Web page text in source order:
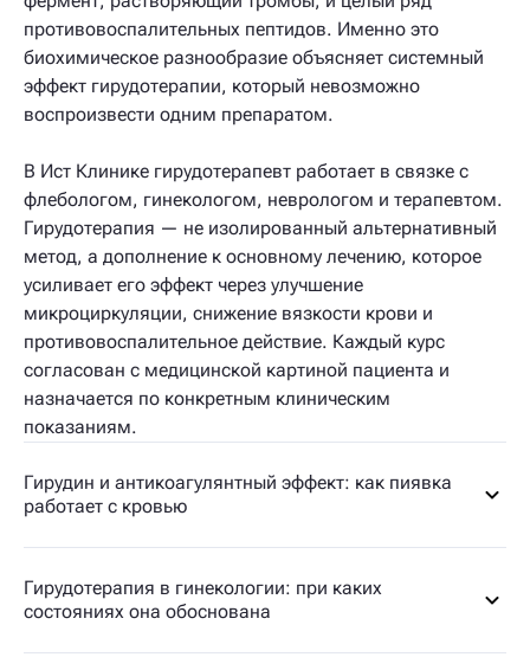
противовоспалительных пептидов. Именно это
биохимическое разнообразие объясняет системный
эффект гирудотерапии, который невозможно
воспроизвести одним препаратом.
В Ист Клинике гирудотерапевт работает в связке с
флебологом, гинекологом, неврологом и терапевтом.
Гирудотерапия — не изолированный альтернативный
метод, а дополнение к основному лечению, которое
усиливает его эффект через улучшение
микроциркуляции, снижение вязкости крови и
противовоспалительное действие. Каждый курс
согласован с медицинской картиной пациента и
назначается по конкретным клиническим
показаниям.
Гирудин и антикоагулянтный эффект: как пиявка
работает с кровью
Гирудотерапия в гинекологии: при каких
состояниях она обоснована